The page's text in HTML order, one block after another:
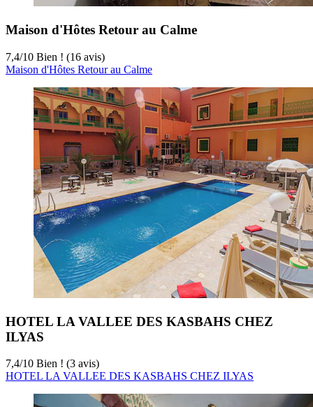
Maison d'Hôtes Retour au Calme
7,4/10 Bien ! (16 avis)
Maison d'Hôtes Retour au Calme
HOTEL LA VALLEE DES KASBAHS CHEZ
ILYAS
7,4/10 Bien ! (3 avis)
HOTEL LA VALLEE DES KASBAHS CHEZ ILYAS